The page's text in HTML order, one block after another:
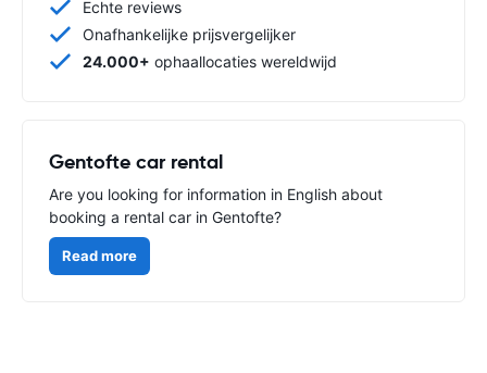
Echte reviews
Onafhankelijke prijsvergelijker
24.000+ ophaallocaties wereldwijd
Gentofte car rental
Are you looking for information in English about
booking a rental car in Gentofte?
Read more